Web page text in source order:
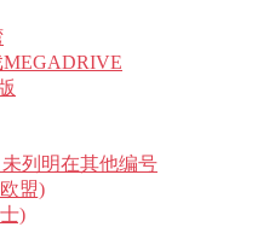
未列明在其他编号
盟)
)